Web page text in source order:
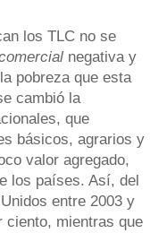
los TLC no se
negativa y
pobreza que esta
cambió la
que
básicos, agrarios y
valor agregado,
los países. Así, del
entre 2003 y
ciento, mientras que